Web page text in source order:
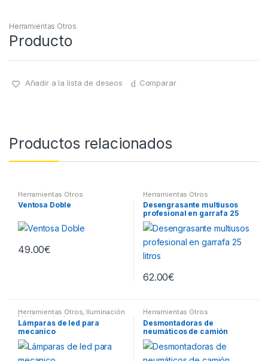
Herramientas Otros
Producto
Añadir a la lista de deseos Comparar
Productos relacionados
Herramientas Otros
Ventosa Doble
49.00€
Herramientas Otros
Desengrasante multiusos
profesional en garrafa 25
litros
62.00€
Herramientas Otros, Iluminación
| Linternas Led
Lámparas de led para
mecanico
Herramientas Otros
Desmontadoras de
neumáticos de camión